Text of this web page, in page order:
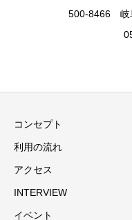
500-8466 岐
コンセプト
利用の流れ
アクセス
INTERVIEW
イベント